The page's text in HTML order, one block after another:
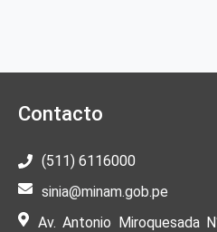
Contacto
(511) 6116000
sinia@minam.gob.pe
Av. Antonio Miroquesada